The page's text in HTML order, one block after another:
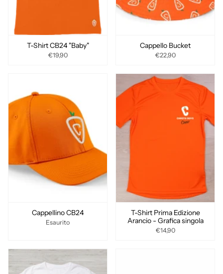
T-Shirt CB24 "Baby"
€19,90
Cappello Bucket
€22,90
Cappellino CB24
Esaurito
T-Shirt Prima Edizione
Arancio - Grafica singola
€14,90